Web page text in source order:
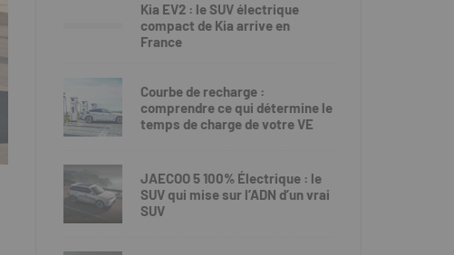
Kia EV2 : le SUV électrique
compact de Kia arrive en
France
Courbe de recharge :
comprendre ce qui détermine le
temps de charge de votre VE
JAECOO 5 100% Électrique : le
SUV qui mise sur l’ADN d’un vrai
SUV